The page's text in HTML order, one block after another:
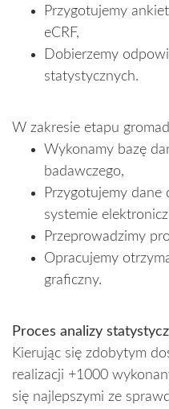
Przygotujemy
eCRF,
Dobierzemy
statystycznych.
W zakresie etapu
Wykonamy bazę
badawczego,
Przygotujemy dane
systemie
Przeprowadzimy
Opracujemy
graficzny.
Proces analizy
Kierując się zdobytym
realizacji +1000
się najlepszymi ze